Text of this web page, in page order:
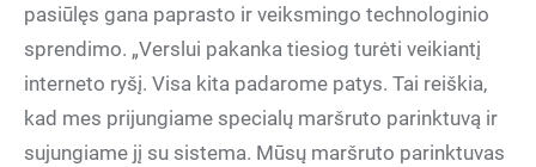
pasiūlęs gana paprasto ir veiksmingo technologinio
sprendimo. „Verslui pakanka tiesiog turėti veikiantį
interneto ryšį. Visa kita padarome patys. Tai reiškia,
kad mes prijungiame specialų maršruto parinktuvą ir
sujungiame jį su sistema. Mūsų maršruto parinktuvas